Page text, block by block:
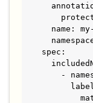
name:
spec:
-